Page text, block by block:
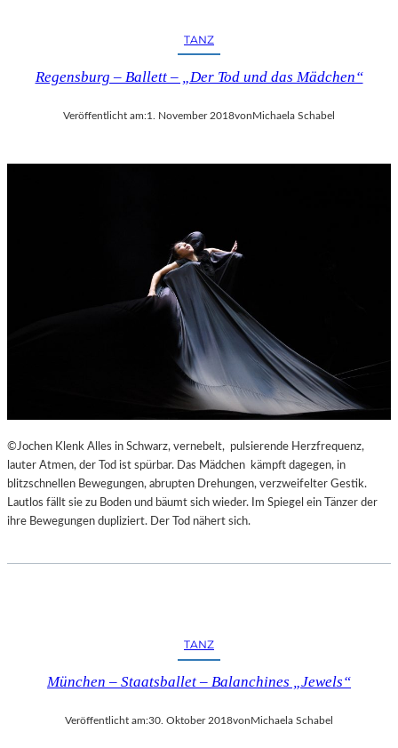
TANZ
Regensburg – Ballett – „Der Tod und das Mädchen“
Veröffentlicht am:1. November 2018vonMichaela Schabel
©Jochen Klenk Alles in Schwarz, vernebelt, pulsierende Herzfrequenz,
lauter Atmen, der Tod ist spürbar. Das Mädchen kämpft dagegen, in
blitzschnellen Bewegungen, abrupten Drehungen, verzweifelter Gestik.
Lautlos fällt sie zu Boden und bäumt sich wieder. Im Spiegel ein Tänzer der
ihre Bewegungen dupliziert. Der Tod nähert sich.
TANZ
München – Staatsballet – Balanchines „Jewels“
Veröffentlicht am:30. Oktober 2018von Michaela Schabel